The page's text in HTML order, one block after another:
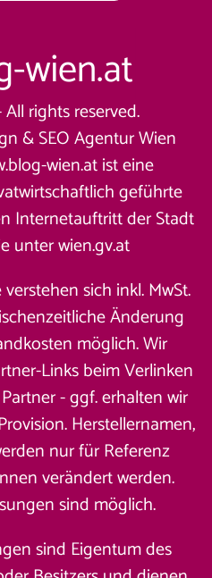
rights reserved.
&SEO Agentur Wien
wien.at ist eine
geführte
Internetauftritt der Stadt
unterwien.gv.at
sich inkl. MwSt.
Änderung
möglich. Wir
Links beim Verlinken
- ggf. erhalten wir
Herstellernamen,
nur für Referenz
verändert werden.
sind möglich.
sind Eigentum des